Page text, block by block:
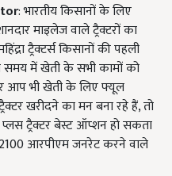
: भारतीय किसानों के लिए
माइलेज वाले ट्रैक्टरों का
ट्रैक्टर्स किसानों की पहली
में खेती के सभी कामों को
आप भी खेती के लिए फ्यूल
खरीदने का मन बना रहे हैं, तो
ट्रैक्टर बेस्ट ऑप्शन हो सकता
आरपीएम जनरेट करने वाले